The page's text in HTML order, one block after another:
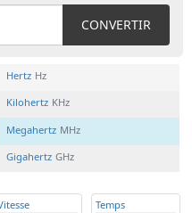
CONVERTIR
Hertz Hz
Kilohertz KHz
Megahertz MHz
Gigahertz GHz
Temps